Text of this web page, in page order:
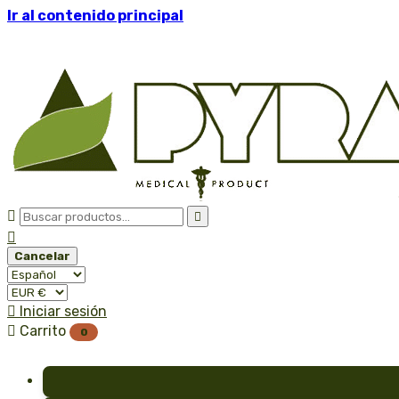
Ir al contenido principal
 

Cancelar
 Iniciar sesión
 Carrito 0